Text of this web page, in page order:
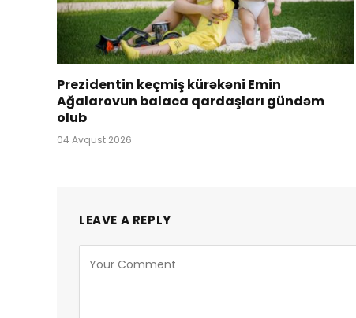
Prezidentin keçmiş kürəkəni Emin
Ağalarovun balaca qardaşları gündəm
olub
04 Avqust 2026
LEAVE A REPLY